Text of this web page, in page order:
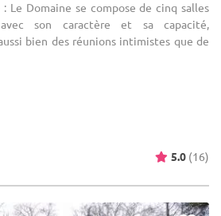
Le Domaine se compose de cinq salles
avec son caractère et sa capacité,
bien des réunions intimistes que de
5.0 (16)